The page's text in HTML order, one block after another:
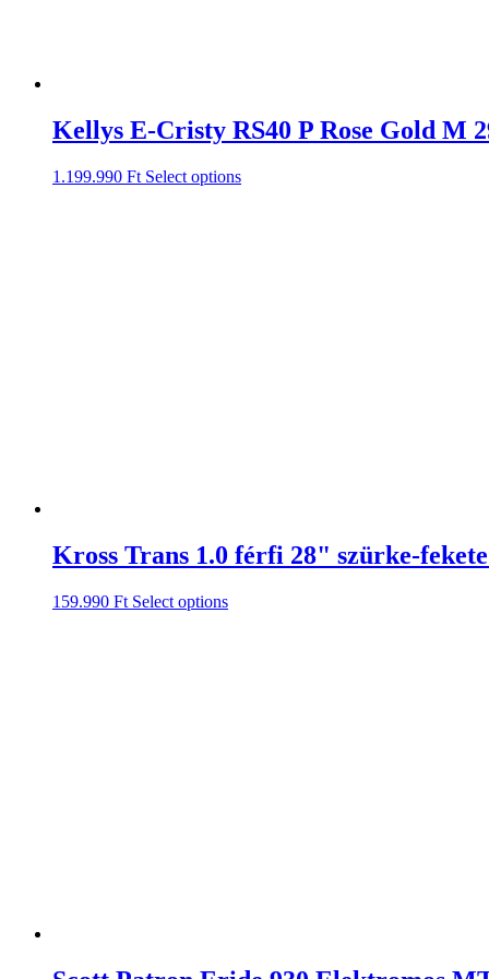
Kellys E-Cristy RS40 P Rose Gold M
1.199.990 Ft Select options
Kross Trans 1.0 férfi 28" szürke-
159.990 Ft Select options